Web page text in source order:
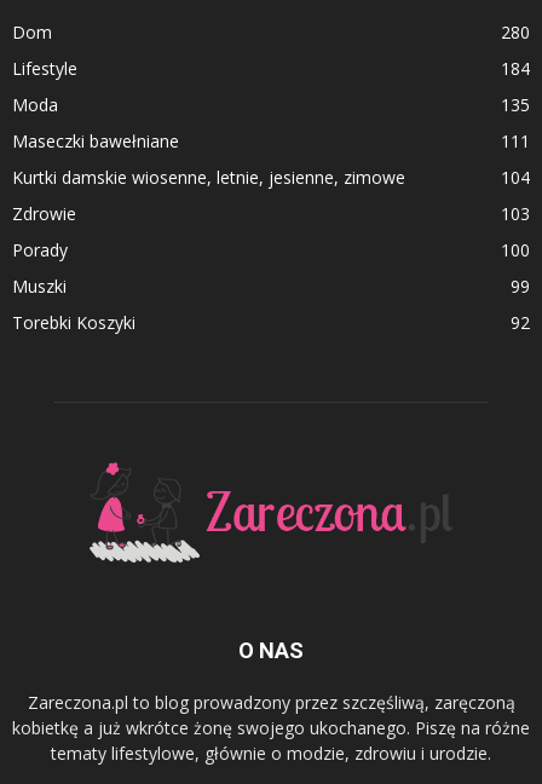
Dom
280
Lifestyle
184
Moda
135
Maseczki bawełniane
111
Kurtki damskie wiosenne, letnie, jesienne, zimowe
104
Zdrowie
103
Porady
100
Muszki
99
Torebki Koszyki
92
O NAS
Zareczona.pl to blog prowadzony przez szczęśliwą, zaręczoną
kobietkę a już wkrótce żonę swojego ukochanego. Piszę na różne
tematy lifestylowe, głównie o modzie, zdrowiu i urodzie.